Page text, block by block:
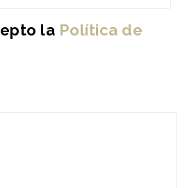
la Política de